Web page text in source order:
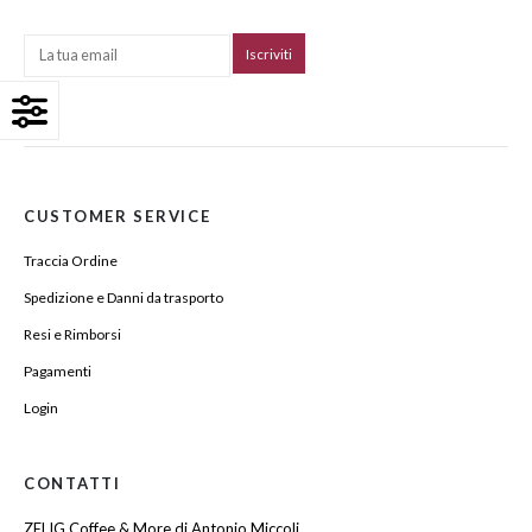
CUSTOMER SERVICE
Traccia Ordine
Spedizione e Danni da trasporto
Resi e Rimborsi
Pagamenti
Login
CONTATTI